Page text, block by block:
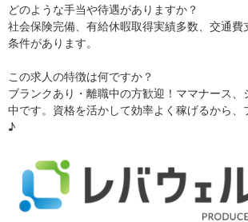
どのような手当や待遇がありますか？
社会保険完備、有給休暇取得実績多数、交通費
条件があります。
この求人の特徴は何ですか？
ブランクあり・離職中の方歓迎！ママナース、
中です。資格を活かして効率よく稼げるから
♪